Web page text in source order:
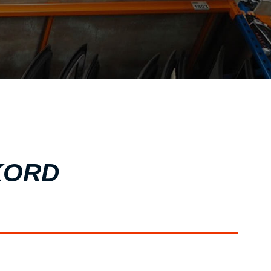
ΣΧΕΤΙΚΑ ΜΕ ΕΜΑΣ
ΥΠΗΡΕΣΙΕΣ
ΟΙ ΕΓΚΑΤΑΣΤΑΣΕΙΣ ΜΑΣ
ΣΥΧΝΕΣ ΕΡΩΤΗΣΕΙΣ